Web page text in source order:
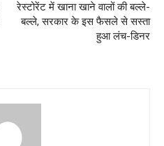
रेस्‍टोरेंट में खाना खाने वालों की बल्‍ले-
बल्‍ले, सरकार के इस फैसले से सस्‍ता
हुआ लंच-ड‍िनर